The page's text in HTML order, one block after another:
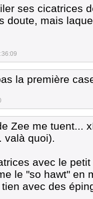
ses cicatrices
doute, mais
la première
Zee me tuent...
valà quoi).
avec le
le "so hawt" en
avec des